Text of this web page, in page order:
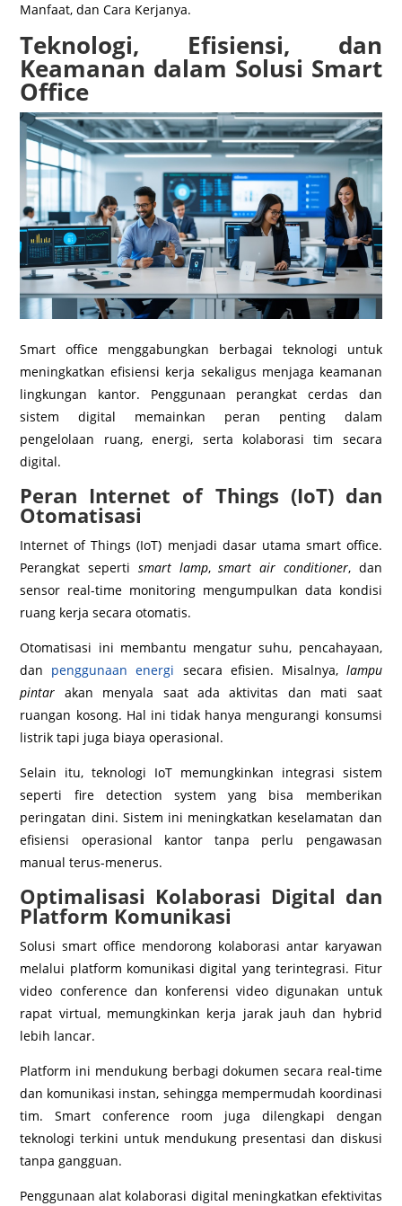
Manfaat, dan Cara Kerjanya.
Teknologi, Efisiensi, dan
Keamanan dalam Solusi Smart
Office
Smart office menggabungkan berbagai teknologi untuk
meningkatkan efisiensi kerja sekaligus menjaga keamanan
lingkungan kantor. Penggunaan perangkat cerdas dan
sistem digital memainkan peran penting dalam
pengelolaan ruang, energi, serta kolaborasi tim secara
digital.
Peran Internet of Things (IoT) dan
Otomatisasi
Internet of Things (IoT) menjadi dasar utama smart office.
Perangkat seperti smart lamp,smart air conditioner, dan
sensor real-time monitoring mengumpulkan data kondisi
ruang kerja secara otomatis.
Otomatisasi ini membantu mengatur suhu, pencahayaan,
dan penggunaan energi secara efisien. Misalnya, lampu
pintar akan menyala saat ada aktivitas dan mati saat
ruangan kosong. Hal ini tidak hanya mengurangi konsumsi
listrik tapi juga biaya operasional.
Selain itu, teknologi IoT memungkinkan integrasi sistem
seperti fire detection system yang bisa memberikan
peringatan dini. Sistem ini meningkatkan keselamatan dan
efisiensi operasional kantor tanpa perlu pengawasan
manual terus-menerus.
Optimalisasi Kolaborasi Digital dan
Platform Komunikasi
Solusi smart office mendorong kolaborasi antar karyawan
melalui platform komunikasi digital yang terintegrasi. Fitur
video conference dan konferensi video digunakan untuk
rapat virtual, memungkinkan kerja jarak jauh dan hybrid
lebih lancar.
Platform ini mendukung berbagi dokumen secara real-time
dan komunikasi instan, sehingga mempermudah koordinasi
tim. Smart conference room juga dilengkapi dengan
teknologi terkini untuk mendukung presentasi dan diskusi
tanpa gangguan.
Penggunaan alat kolaborasi digital meningkatkan efektivitas